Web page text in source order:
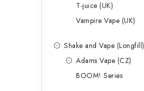
T-juice (UK)
Vampire Vape (UK)
Shake and Vape (Longfill)
Adams Vape (CZ)
BOOM! Series